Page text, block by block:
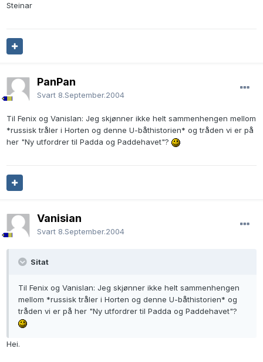
Steinar
PanPan
Svart 8.September.2004
Til Fenix og Vanislan: Jeg skjønner ikke helt sammenhengen mellom
*russisk tråler i Horten og denne U-båthistorien* og tråden vi er på
her "Ny utfordrer til Padda og Paddehavet"?
Vanisian
Svart 8.September.2004
Sitat
Til Fenix og Vanislan: Jeg skjønner ikke helt sammenhengen
mellom *russisk tråler i Horten og denne U-båthistorien* og
tråden vi er på her "Ny utfordrer til Padda og Paddehavet"?
Hei.